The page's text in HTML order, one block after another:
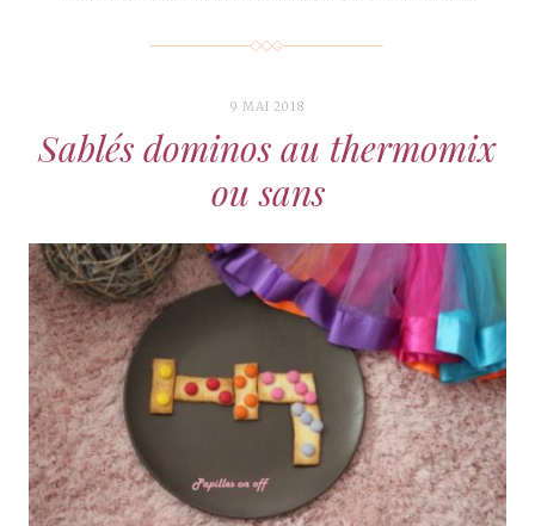
9 MAI 2018
Sablés dominos au thermomix
ou sans